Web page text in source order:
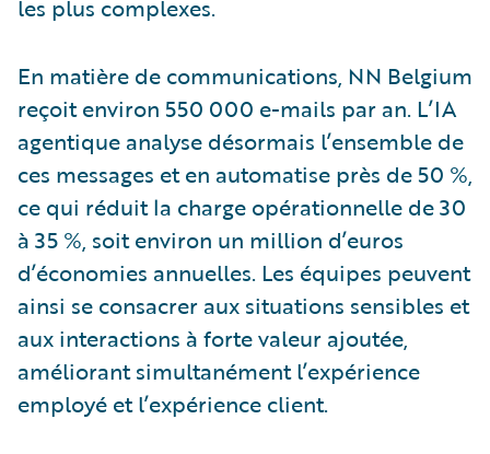
les plus complexes.
En matière de communications, NN Belgium
reçoit environ 550 000 e-mails par an. L’IA
agentique analyse désormais l’ensemble de
ces messages et en automatise près de 50 %,
ce qui réduit la charge opérationnelle de 30
à 35 %, soit environ un million d’euros
d’économies annuelles. Les équipes peuvent
ainsi se consacrer aux situations sensibles et
aux interactions à forte valeur ajoutée,
améliorant simultanément l’expérience
employé et l’expérience client.